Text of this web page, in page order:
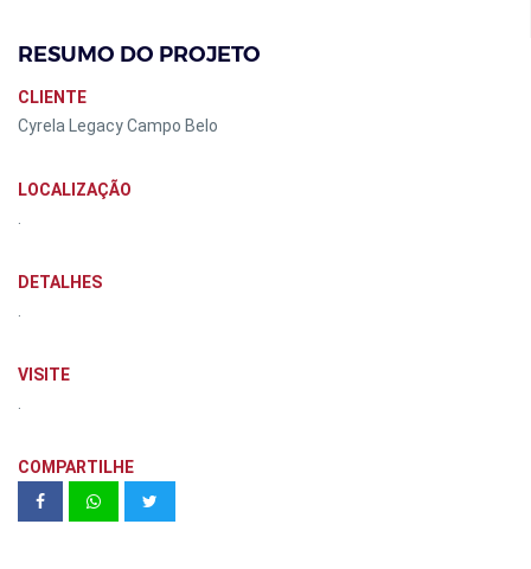
RESUMO DO PROJETO
CLIENTE
Cyrela Legacy Campo Belo
LOCALIZAÇÃO
DETALHES
VISITE
COMPARTILHE
MODO SAÚDE | Unidade modelo 302